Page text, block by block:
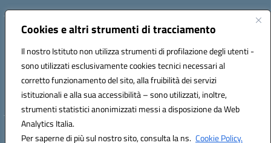
Cookies e altri strumenti di tracciamento
Il nostro Istituto non utilizza strumenti di profilazione degli utenti -
sono utilizzati esclusivamente cookies tecnici necessari al
corretto funzionamento del sito, alla fruibilità dei servizi
istituzionali e alla sua accessibilità – sono utilizzati, inoltre,
strumenti statistici anonimizzati messi a disposizione da Web
Analytics Italia.
Per saperne di più sul nostro sito, consulta la ns. Cookie Policy.
Corso Roma, 1 71100 FOGGIA (FG)
Codice meccanografico: FGPM03000E
Mail: FGPM03000E@istruzione.it - PEC:
FGPM03000E@pec.istruzione.it
Codice fiscale: 80002240713
Hosting & Powered by 3D Solution S.r.l.